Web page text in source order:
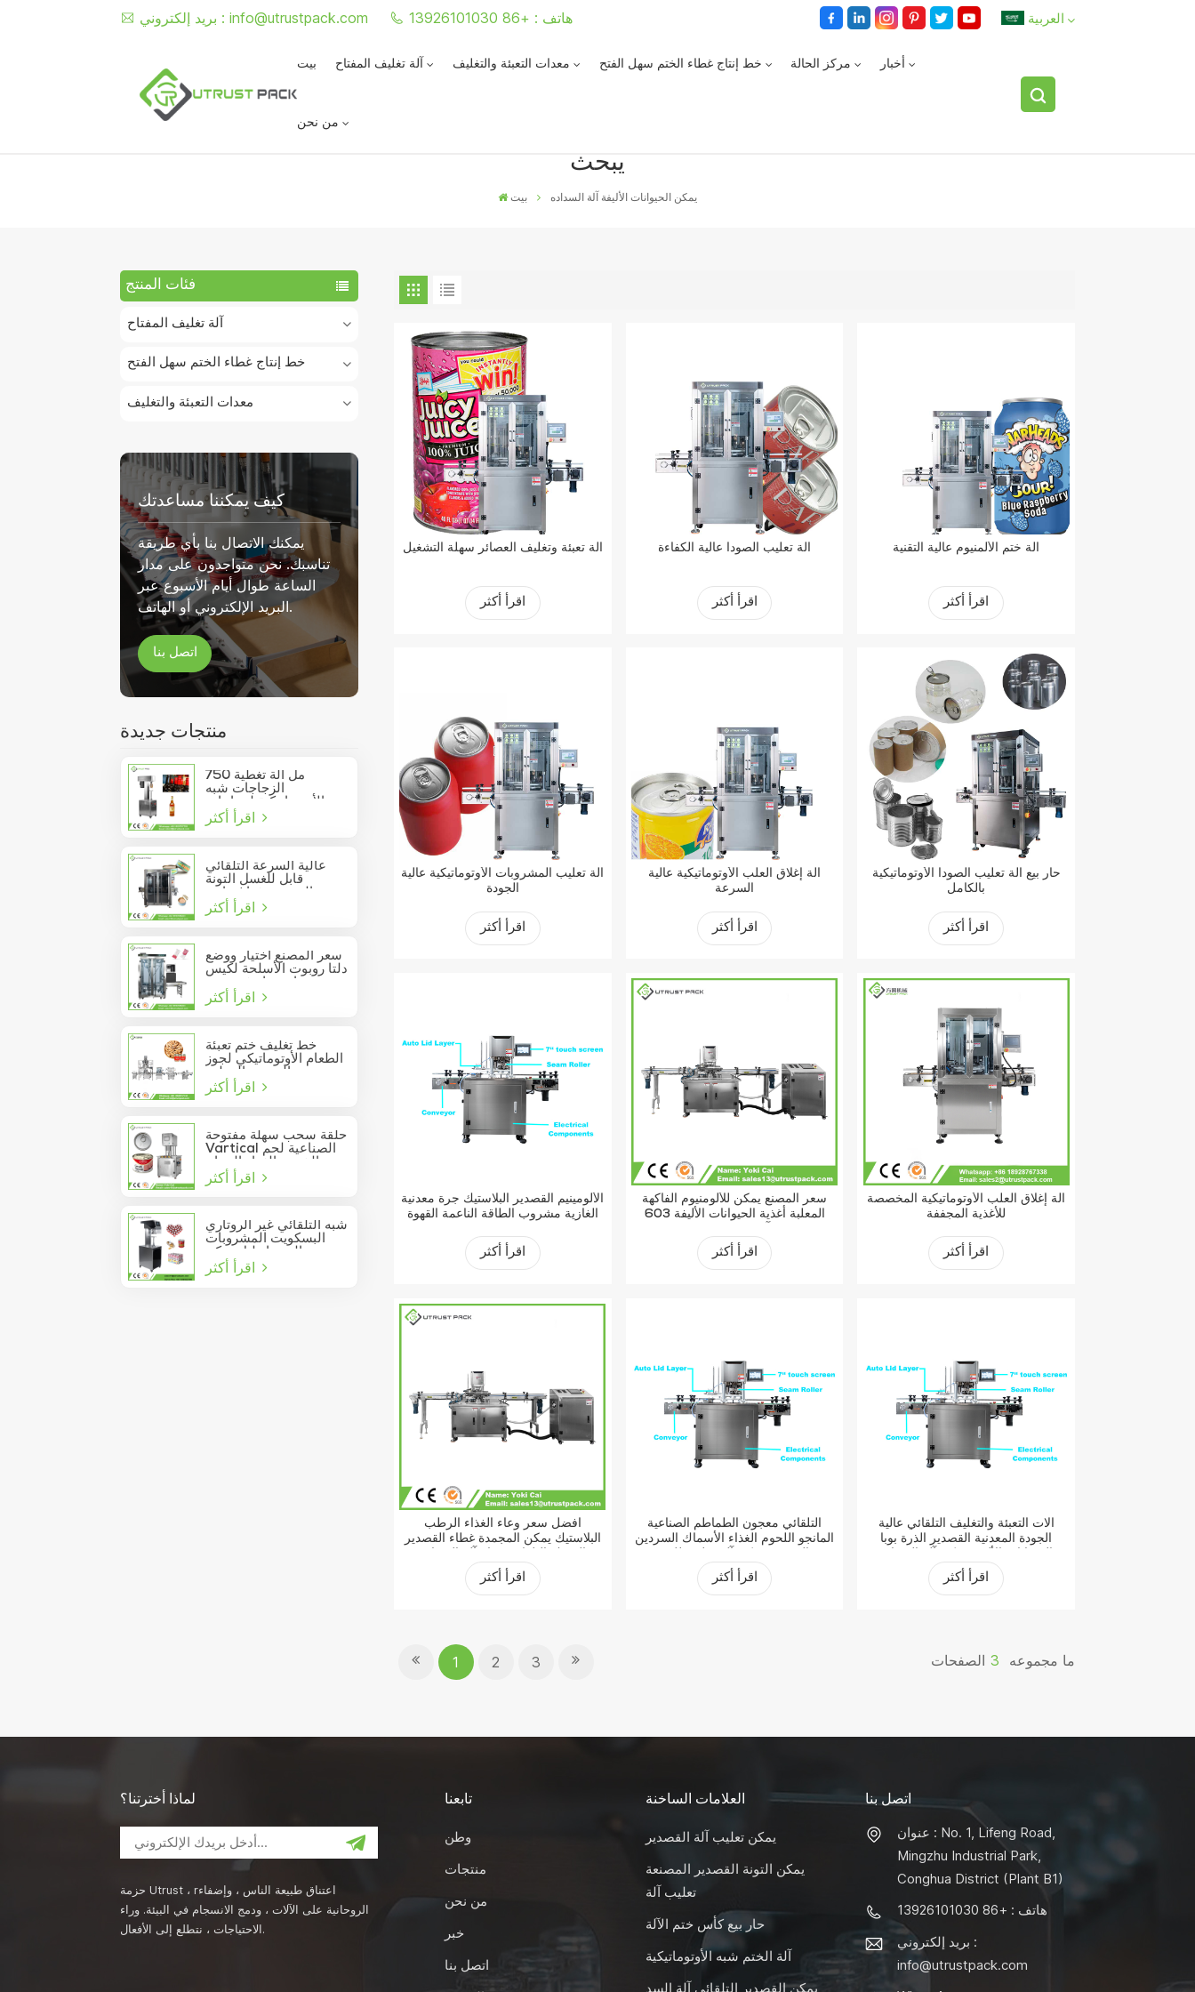
بريد إلكتروني : info@utrustpack.com هاتف : +86 13926101030 العربية
بيت آلة تغليف المفتاح معدات التعبئة والتغليف خط إنتاج غطاء الختم سهل الفتح مركز الحالة أخبار
من نحن
يبحث
بيت يمكن الحيوانات الأليفة آلة السداده
فئات المنتج
آلة تغليف المفتاح
خط إنتاج غطاء الختم سهل الفتح
معدات التعبئة والتغليف
كيف يمكننا مساعدتك
يمكنك الاتصال بنا بأي طريقة
تناسبك. نحن متواجدون على مدار
الساعة طوال أيام الأسبوع عبر
البريد الإلكتروني أو الهاتف.
اتصل بنا
منتجات جديدة
750 مل آلة تغطية
الزجاجات شبه
الأوتوماتيكية لزجاجات
النبيذ الزجاجية
عالية السرعة التلقائي
قابل للغسل التونة
السردين فراغ حاوية
المأكولات البحرية القصدير
يمكن السدادة
سعر المصنع اختيار ووضع
دلتا روبوت الأسلحة لكيس
خط تغليف ختم تعبئة
الطعام الأوتوماتيكي لجوز
الصنوبر المعلب
حلقة سحب سهلة مفتوحة
Vartical الصناعية لحم
الخنزير الغداء الدجاج
صدور اللحوم الغذاء يمكن
فراغ آلة ختم
شبه التلقائي غير الروتاري
البسكويت المشروبات
عصير الصودا دليل يمكن
السدادة
آلة تعبئة وتغليف العصائر سهلة التشغيل
اقرأ أكثر
آلة تعليب الصودا عالية الكفاءة
اقرأ أكثر
آلة ختم الألمنيوم عالية التقنية
اقرأ أكثر
آلة تعليب المشروبات الأوتوماتيكية عالية
الجودة
اقرأ أكثر
آلة إغلاق العلب الأوتوماتيكية عالية
السرعة
اقرأ أكثر
حار بيع آلة تعليب الصودا الأوتوماتيكية
بالكامل
اقرأ أكثر
الألومينيم القصدير البلاستيك جرة معدنية
الغازية مشروب الطاقة الناعمة القهوة
آلة السداده
اقرأ أكثر
سعر المصنع يمكن للألومنيوم الفاكهة
المعلبة أغذية الحيوانات الأليفة 603
اقرأ أكثر
آلة إغلاق العلب الأوتوماتيكية المخصصة
للأغذية المجففة
اقرأ أكثر
أفضل سعر وعاء الغذاء الرطب
البلاستيك يمكن المجمدة غطاء القصدير
اقرأ أكثر
التلقائي معجون الطماطم الصناعية
المانجو اللحوم الغذاء الأسماك السردين
اقرأ أكثر
آلات التعبئة والتغليف التلقائي عالية
الجودة المعدنية القصدير الذرة بوبا
اقرأ أكثر
1 2 3 ما مجموعه 3 الصفحات
لماذا أخترتنا؟
حزمة Utrust ، rاعتناق طبيعة الناس ، وإضفاء
الروحانية على الآلات ، ودمج الانسجام في البيئة. وراء
الاحتياجات ، نتطلع إلى الأفعال.
تابعنا
وطن
منتجات
من نحن
خبر
اتصل بنا
العلامات الساخنة
يمكن تعليب آلة القصدير
يمكن التونة القصدير المصنعة
تعليب آلة
حار بيع كأس ختم الآلة
آلة الختم شبه الأوتوماتيكية
يمكن القصدير التلقائي آلة السد
اتصل بنا
عنوان : No. 1, Lifeng Road,
Mingzhu Industrial Park,
Conghua District (Plant B1)
هاتف : +86 13926101030
بريد إلكتروني :
info@utrustpack.com